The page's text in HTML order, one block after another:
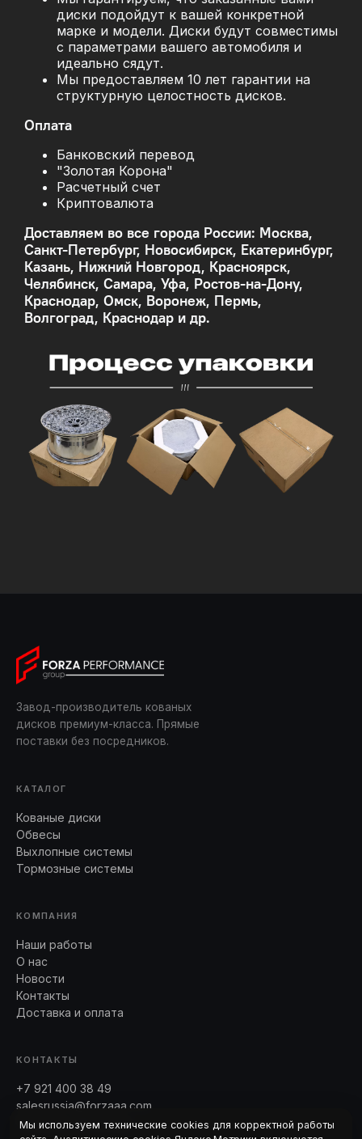
диски подойдут к вашей конкретной
марке и модели. Диски будут совместимы
с параметрами вашего автомобиля и
идеально сядут.
Мы предоставляем 10 лет гарантии на
структурную целостность дисков.
Оплата
Банковский перевод
"Золотая Корона"
Расчетный счет
Криптовалюта
Доставляем во все города России: Москва,
Санкт-Петербург, Новосибирск, Екатеринбург,
Казань, Нижний Новгород, Красноярск,
Челябинск, Самара, Уфа, Ростов-на-Дону,
Краснодар, Омск, Воронеж, Пермь,
Волгоград, Краснодар и др.
Завод-производитель кованых
дисков премиум-класса. Прямые
поставки без посредников.
КАТАЛОГ
Кованые диски
Обвесы
Выхлопные системы
Тормозные системы
КОМПАНИЯ
Наши работы
О нас
Новости
Контакты
Доставка и оплата
КОНТАКТЫ
+7 921 400 38 49
salesrussia@forzaaa.com
Telegram · WhatsApp
Мы используем технические cookies для корректной работы